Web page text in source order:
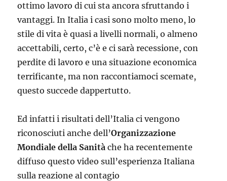
ottimo lavoro di cui sta ancora sfruttando i
vantaggi. In Italia i casi sono molto meno, lo
stile di vita è quasi a livelli normali, o almeno
accettabili, certo, c’è e ci sarà recessione, con
perdite di lavoro e una situazione economica
terrificante, ma non raccontiamoci scemate,
questo succede dappertutto.
Ed infatti i risultati dell’Italia ci vengono
riconosciuti anche dell’Organizzazione
Mondiale della Sanità che ha recentemente
diffuso questo video sull’esperienza Italiana
sulla reazione al contagio
🇮🇹 was the first